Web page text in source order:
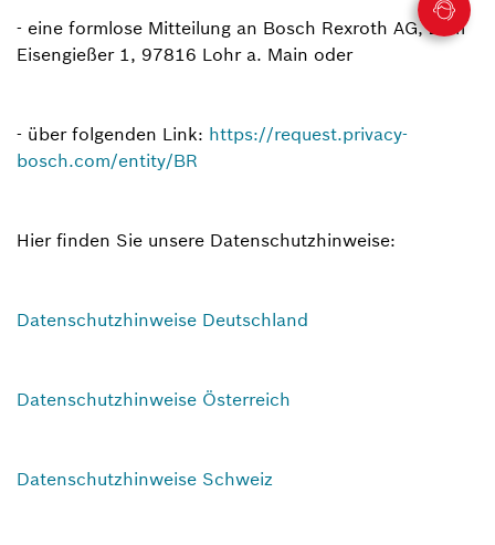
- eine formlose Mitteilung an Bosch Rexroth AG, Zum
Eisengießer 1, 97816 Lohr a. Main oder
- über folgenden Link: https://request.privacy-
bosch.com/entity/BR
Hier finden Sie unsere Datenschutzhinweise:
Datenschutzhinweise Deutschland
Datenschutzhinweise Österreich
Datenschutzhinweise Schweiz